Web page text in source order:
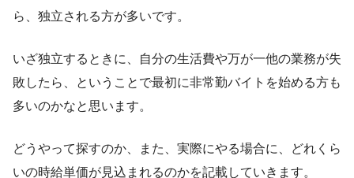
ら、独立される方が多いです。
いざ独立するときに、自分の生活費や万が一他の業務が失
敗したら、ということで最初に非常勤バイトを始める方も
多いのかなと思います。
どうやって探すのか、また、実際にやる場合に、どれくら
いの時給単価が見込まれるのかを記載していきます。